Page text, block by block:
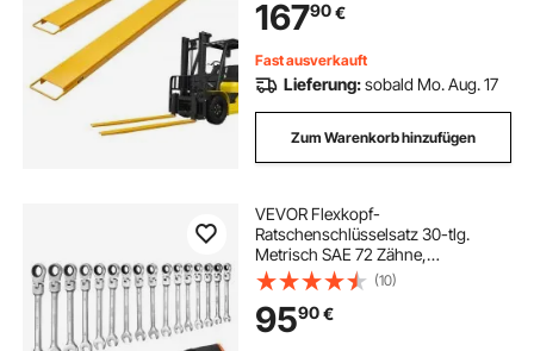
Palettengabelverlängerung
Kompatibel mit 106 mm Gabeln
16790€
Fast ausverkauft
Lieferung:sobald Mo. Aug. 17
Zum Warenkorb hinzufügen
VEVOR Flexkopf-
Ratschenschlüsselsatz 30-tlg.
Metrisch SAE 72 Zähne,
Ratschenringschlüssel-Set aus Cr-
V-Stahl mit Aufbewahrungstasche,
Maulschlüssel für Reparaturen im
Haushalt & an Kraftfahrzeugen
(10)
9590€